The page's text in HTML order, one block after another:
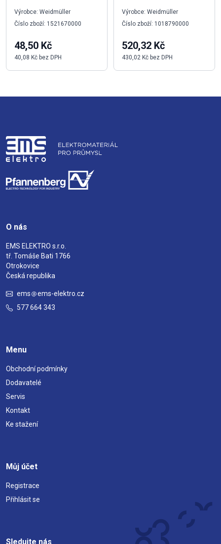
Výrobce: Weidmüller
Číslo zboží: 1521670000
48,50 Kč
40,08 Kč bez DPH
Výrobce: Weidmüller
Číslo zboží: 1018790000
520,32 Kč
430,02 Kč bez DPH
O nás
EMS ELEKTRO s.r.o.
tř. Tomáše Bati 1766
Otrokovice
Česká republika
ems
ems-elektro.cz
577 664 343
Menu
Obchodní podmínky
Dodavatelé
Servis
Kontakt
Ke stažení
Můj účet
Registrace
Přihlásit se
Sledujte nás